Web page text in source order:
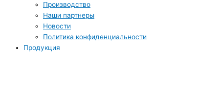
Производство
Наши партнеры
Новости
Политика конфиденциальности
Продукция